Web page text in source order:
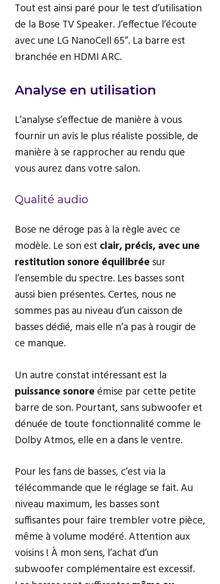
Tout est ainsi paré pour le test d’utilisation
de la Bose TV Speaker. J’effectue l’écoute
avec une LG NanoCell 65”. La barre est
branchée en HDMI ARC.
Analyse en utilisation
L’analyse s’effectue de manière à vous
fournir un avis le plus réaliste possible, de
manière à se rapprocher au rendu que
vous aurez dans votre salon.
Qualité audio
Bose ne déroge pas à la règle avec ce
modèle. Le son est clair, précis, avec une
restitution sonore équilibrée sur
l’ensemble du spectre. Les basses sont
aussi bien présentes. Certes, nous ne
sommes pas au niveau d’un caisson de
basses dédié, mais elle n’a pas à rougir de
ce manque.
Un autre constat intéressant est la
puissance sonoreémise par cette petite
barre de son. Pourtant, sans subwoofer et
dénuée de toute fonctionnalité comme le
Dolby Atmos, elle en a dans le ventre.
Pour les fans de basses, c’est via la
télécommande que le réglage se fait. Au
niveau maximum, les basses sont
suffisantes pour faire trembler votre pièce,
même à volume modéré. Attention aux
voisins ! À mon sens, l’achat d’un
subwoofer complémentaire est excessif.